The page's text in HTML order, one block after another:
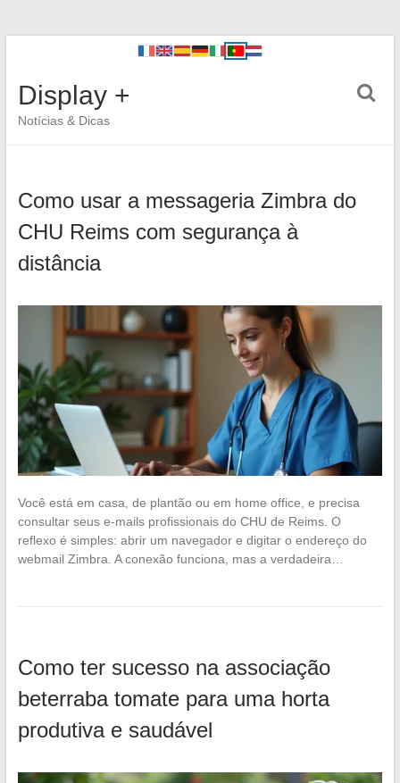
Display +
Notícias & Dicas
Como usar a messageria Zimbra do
CHU Reims com segurança à
distância
Você está em casa, de plantão ou em home office, e precisa
consultar seus e-mails profissionais do CHU de Reims. O
reflexo é simples: abrir um navegador e digitar o endereço do
webmail Zimbra. A conexão funciona, mas a verdadeira…
Como ter sucesso na associação
beterraba tomate para uma horta
produtiva e saudável